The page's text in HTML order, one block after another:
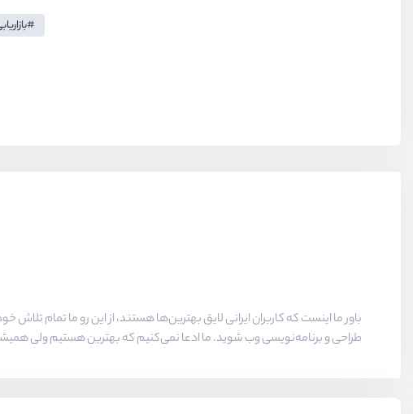
باور ما اینست که کاربران ایرانی لایق بهترین‌ها هستند، از این رو ما تمام تلاش
طراحی و برنامه‌نویسی وب شوید. ما ادعا نمی‌کنیم که بهترین هستیم ولی